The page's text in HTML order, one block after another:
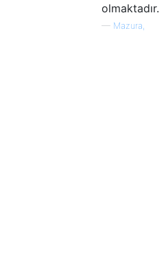
olmaktadır.
— Mazura,